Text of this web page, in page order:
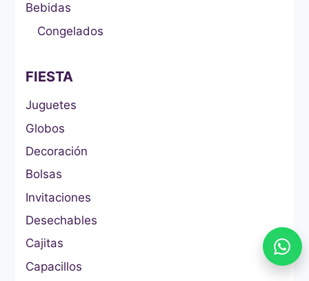
Bebidas
Congelados
FIESTA
Juguetes
Globos
Decoración
Bolsas
Invitaciones
Desechables
Cajitas
Capacillos